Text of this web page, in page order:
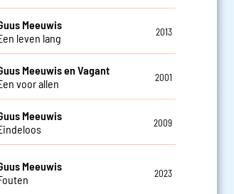
Meeuwis
leven lang
2013
Meeuwis en Vagant
voor allen
2001
Meeuwis
2009
Meeuwis
2023